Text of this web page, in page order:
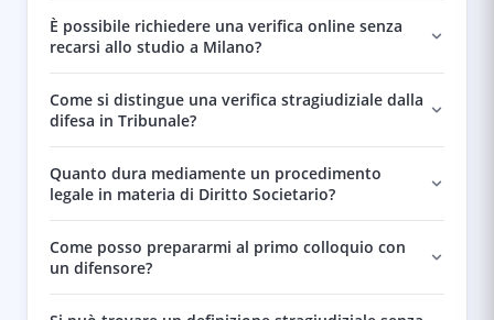
È possibile richiedere una verifica online senza
recarsi allo studio a Milano?
Come si distingue una verifica stragiudiziale dalla
difesa in Tribunale?
Quanto dura mediamente un procedimento
legale in materia di Diritto Societario?
Come posso prepararmi al primo colloquio con
un difensore?